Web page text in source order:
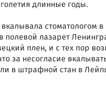
длинные годы.
стоматологом
полевой лазарет
плен, и с тех пор
за несогласие
в штрафной стан в